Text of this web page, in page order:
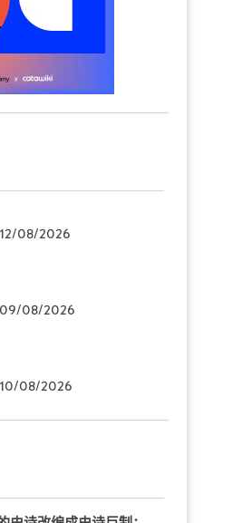
08/2026
08/2026
08/2026